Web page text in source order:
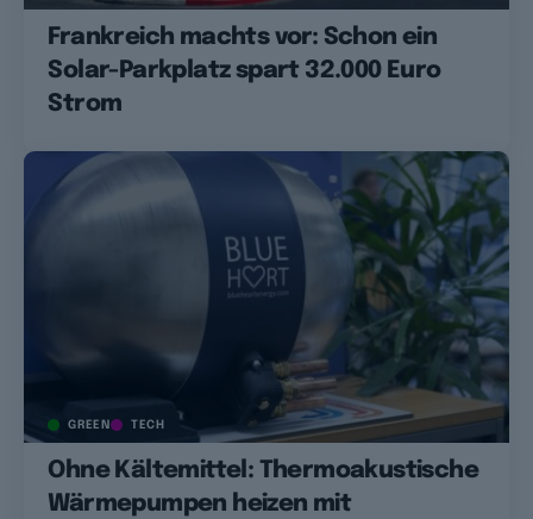
Frankreich machts vor: Schon ein
Solar-Parkplatz spart 32.000 Euro
Strom
GREEN TECH
Ohne Kältemittel: Thermoakustische
Wärmepumpen heizen mit